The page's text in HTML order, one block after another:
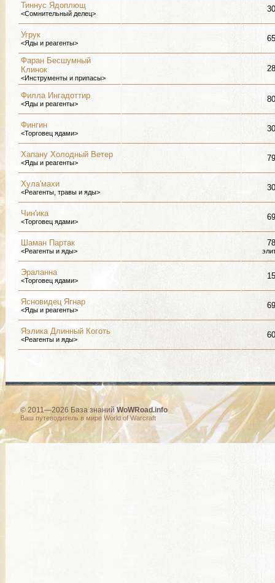
Тиннус Ядоплющ
<Сомнительный делец> 30
Угрук
<Яды и реагенты> 65
Фаран Бесшумный
Клинок
<Инструменты и припасы>
28
Филла Ингадоттир
<Яды и реагенты> 80
Фингин
<Торговец ядами> 30
Хапану Холодный Ветер
<Яды и реагенты> 79
Хула'махи
<Реагенты, травы и яды> 30
Чин'ика
<Торговец ядами> 69
Шаман Партак
<Реагенты и яды>
78
Эраланна
<Торговец ядами> 15
Ясновидец Ягнар
<Яды и реагенты> 69
Яэлика Длинный Коготь
<Реагенты и яды> 60
© 2011—2026 База знанийWoWRoad.info
Ваш путеводитель в мире World of Warcraft